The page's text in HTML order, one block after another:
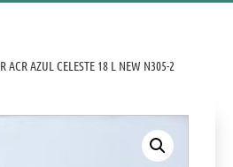
ACR AZUL CELESTE 18 L NEW N305-2